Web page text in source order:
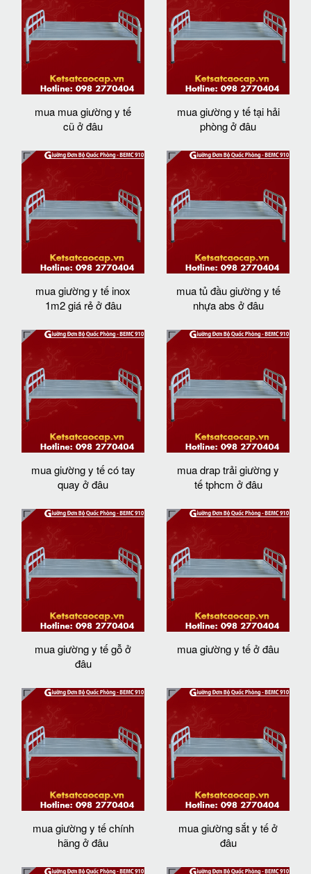
mua mua giường y tế
cũ ở đâu
mua giường y tế tại hải
phòng ở đâu
mua giường y tế inox
1m2 giá rẻ ở đâu
mua tủ đầu giường y tế
nhựa abs ở đâu
mua giường y tế có tay
quay ở đâu
mua drap trải giường y
tế tphcm ở đâu
mua giường y tế gỗ ở
đâu
mua giường y tế ở đâu
mua giường y tế chính
hãng ở đâu
mua giường sắt y tế ở
đâu